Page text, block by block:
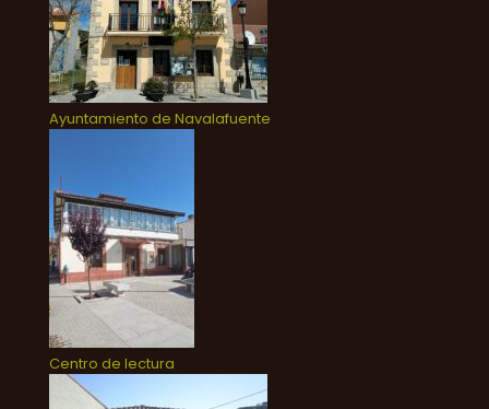
Ayuntamiento de Navalafuente
Centro de lectura